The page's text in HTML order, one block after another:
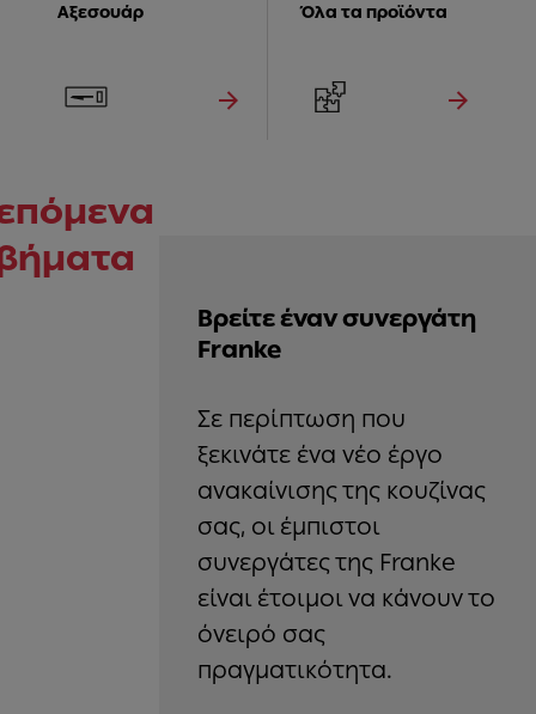
Αξεσουάρ Όλα τα προϊόντα
Βρείτε έναν συνεργάτη
Franke
Σε περίπτωση που
ξεκινάτε ένα νέο έργο
ανακαίνισης της κουζίνας
σας, οι έμπιστοι
συνεργάτες της Franke
είναι έτοιμοι να κάνουν το
όνειρό σας